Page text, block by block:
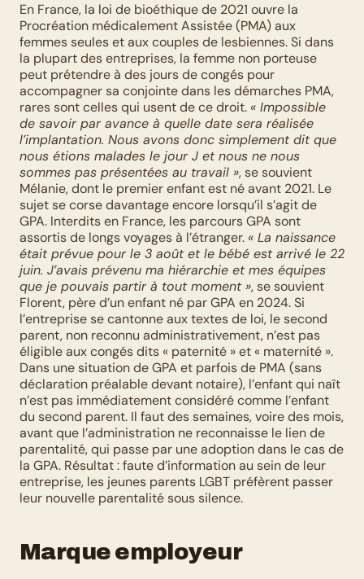
En France, la loi de bioéthique de 2021 ouvre la
Procréation médicalement Assistée (PMA) aux
femmes seules et aux couples de lesbiennes. Si dans
la plupart des entreprises, la femme non porteuse
peut prétendre à des jours de congés pour
accompagner sa conjointe dans les démarches PMA,
rares sont celles qui usent de ce droit. « Impossible
de savoir par avance à quelle date sera réalisée
l’implantation. Nous avons donc simplement dit que
nous étions malades le jour J et nous ne nous
sommes pas présentées au travail », se souvient
Mélanie, dont le premier enfant est né avant 2021. Le
sujet se corse davantage encore lorsqu’il s’agit de
GPA. Interdits en France, les parcours GPA sont
assortis de longs voyages à l’étranger. « La naissance
était prévue pour le 3 août et le bébé est arrivé le 22
juin. J’avais prévenu ma hiérarchie et mes équipes
que je pouvais partir à tout moment », se souvient
Florent, père d’un enfant né par GPA en 2024. Si
l’entreprise se cantonne aux textes de loi, le second
parent, non reconnu administrativement, n’est pas
éligible aux congés dits « paternité » et « maternité ».
Dans une situation de GPA et parfois de PMA (sans
déclaration préalable devant notaire), l’enfant qui naît
n’est pas immédiatement considéré comme l’enfant
du second parent. Il faut des semaines, voire des mois,
avant que l’administration ne reconnaisse le lien de
parentalité, qui passe par une adoption dans le cas de
la GPA. Résultat : faute d’information au sein de leur
entreprise, les jeunes parents LGBT préfèrent passer
leur nouvelle parentalité sous silence.
Marque employeur